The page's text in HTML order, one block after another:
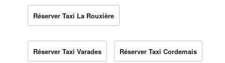
Réserver Taxi La Rouxière
Réserver Taxi Varades Réserver Taxi Cordemais